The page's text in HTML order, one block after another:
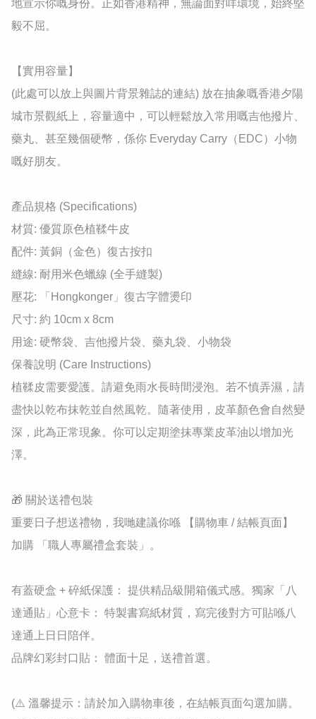
地宣示你嘅身份。正如香港精神，無論面對咩環境，始終堅
毅不屈。
​【實用容量】
(此處可以放上與圖片背景雜誌的連結) 放在抽象嘅香港夕陽
城市景觀紙上，容量適中，可以輕鬆放入常用嘅吉他撥片、
藥丸、甚至幾個硬幣，係你 Everyday Carry（EDC）小物
嘅好朋友。
​產品規格 (Specifications)
​材質: 優質原色植鞣牛皮
​配件: 黃銅（金色）復古按扣
​縫線: 耐用米色蠟線 (全手縫製)
​壓花: 「Hongkonger」復古字體燙印
​尺寸: 約 10cm x 8cm
​用途: 硬幣袋、吉他撥片袋、藥丸袋、小物袋
​保養說明 (Care Instructions)
​植鞣皮需要愛護。請避免雨水長時間浸泡。若不慎弄濕，請
盡快以乾布抹乾並自然風乾。隨著使用，皮革顏色會自然變
深，此為正常現象。你可以定期塗抹專業皮革油以增加光
澤。
🎁 關於送禮包裝
重要日子想送禮物，我哋建議你喺 【購物車 / 結帳頁面】
加購 「職人專屬禮盒套裝」。
有蓋硬盒 + 碎紙保護： 提供精品級開箱儀式感。獨家「八
達通貼」心意卡： 特製書寫紙材質，寫完後對方可貼喺八
達通上日日陪伴。
品牌幻彩封口貼： 體面十足，送禮首選。
(⚠️ 溫馨提示：請於加入購物車後，在結帳頁面勾選加購。